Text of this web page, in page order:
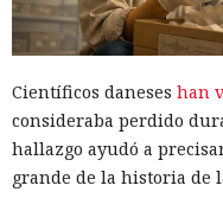
Científicos daneses han
consideraba perdido
hallazgo ayudó a
grande de la historia de